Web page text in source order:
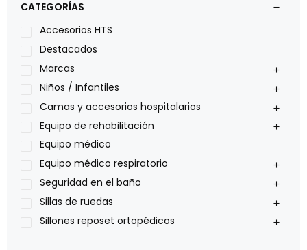
Leggero
Lumex
Medical Store
Nidek
Oxiplus
Philips
Pride
Roho
Sillas de ruedas Everest Jennings
Stealth products
Xiehe Medical
CATEGORÍAS
Accesorios HTS
Destacados
Marcas
Niños / Infantiles
Camas y accesorios hospitalarios
Equipo de rehabilitación
Equipo médico
Equipo médico respiratorio
Seguridad en el baño
Sillas de ruedas
Sillones reposet ortopédicos